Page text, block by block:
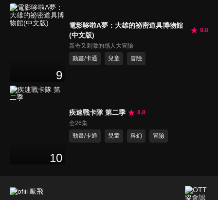
9
電影哆啦A夢：大雄的祕密道具博物館
(中文版)
9.8
新奇又刺激的感人大冒險
動畫/卡通
兒童 冒險
10
疾速戰卡隊 第二季
8.8
全26集
動畫/卡通
兒童 科幻 冒險